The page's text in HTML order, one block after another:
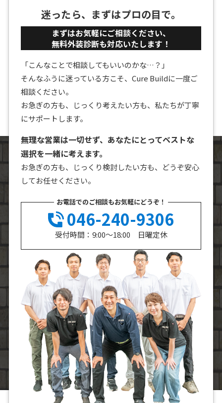
迷ったら、まずはプロの目で。
まずはお気軽にご相談ください、
無料外装診断も対応いたします！
「こんなことで相談してもいいのかな…？」
そんなふうに迷っている方こそ、Cure Buildに一度ご
相談ください。
お急ぎの方も、じっくり考えたい方も、私たちが丁寧
にサポートします。
無理な営業は一切せず、あなたにとってベストな
選択を一緒に考えます。
お急ぎの方も、じっくり検討したい方も、どうぞ安心
してお任せください。
お電話でのご相談もお気軽にどうぞ！
046-240-9306
受付時間：9:00～18:00 日曜定休